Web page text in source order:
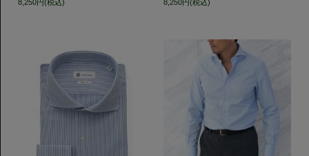
8,250円(税込) 8,250円(税込)